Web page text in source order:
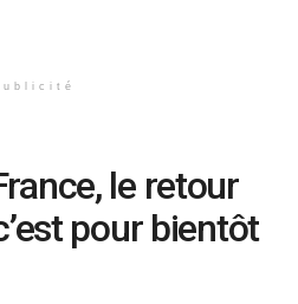
le retour
pour bientôt